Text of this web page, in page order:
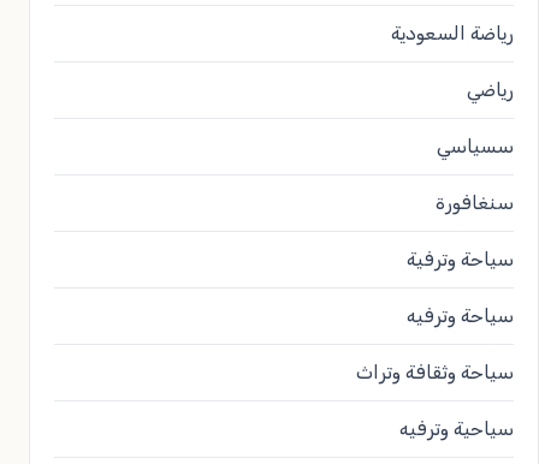
رياضة السعودية
رياضي
سسياسي
سنغافورة
سياحة وترفية
سياحة وترفيه
سياحة وثقافة وتراث
سياحية وترفيه